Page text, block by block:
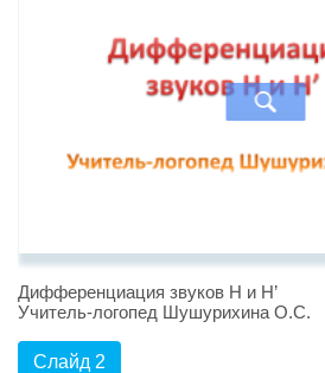
Дифференциация звуков Н и Н’
Учитель-логопед Шушурихина О.С.
Слайд 2